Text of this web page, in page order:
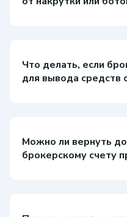
Что делать, если
для вывода средств
Можно ли вернуть
брокерскому счету